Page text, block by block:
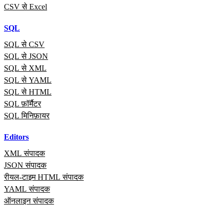
CSV से Excel
SQL
SQL से CSV
SQL से JSON
SQL से XML
SQL से YAML
SQL से HTML
SQL फ़ॉर्मैटर
SQL मिनिफ़ायर
Editors
XML संपादक
JSON संपादक
रीयल‑टाइम HTML संपादक
YAML संपादक
ऑनलाइन संपादक